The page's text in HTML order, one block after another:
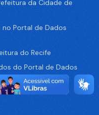
da Cidade de
Portal de Dados
do Recife
do Portal de Dados